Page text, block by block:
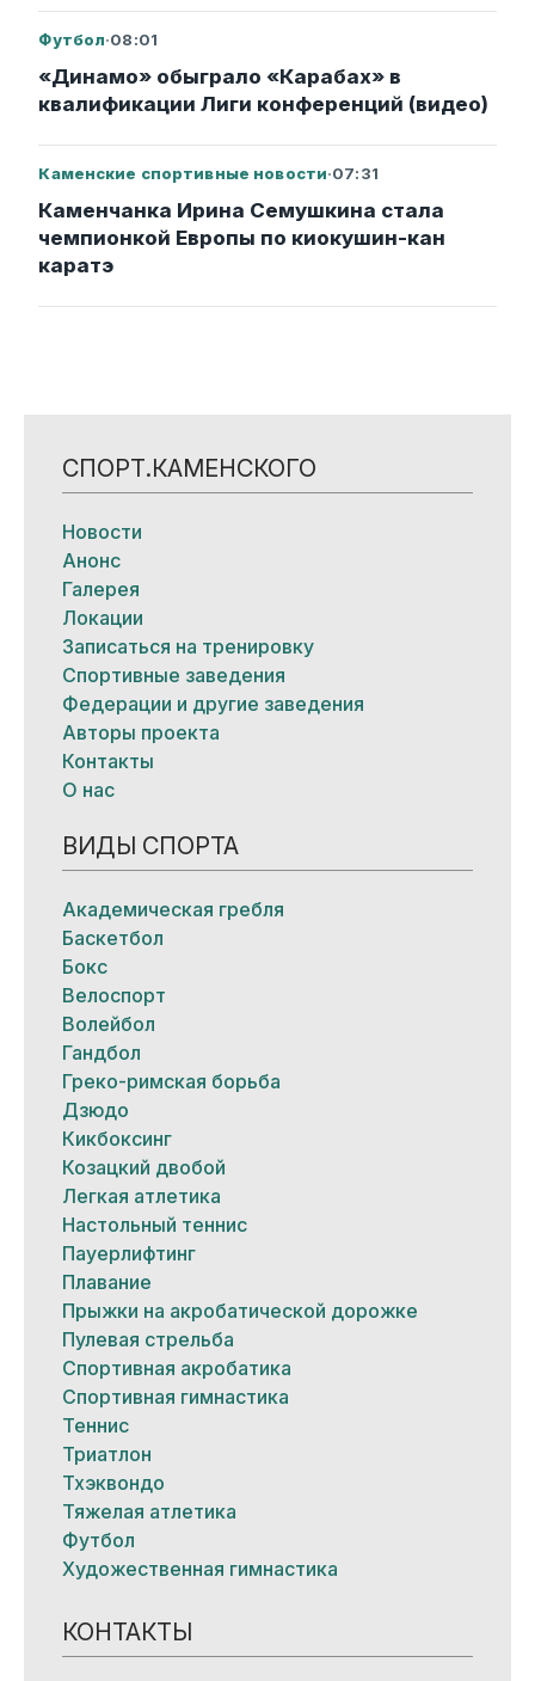
Футбол·08:01
«Динамо» обыграло «Карабах» в
квалификации Лиги конференций (видео)
Каменские спортивные новости·07:31
Каменчанка Ирина Семушкина стала
чемпионкой Европы по киокушин-кан
каратэ
СПОРТ.КАМЕНСКОГО
Новости
Анонс
Галерея
Локации
Записаться на тренировку
Спортивные заведения
Федерации и другие заведения
Авторы проекта
Контакты
О нас
ВИДЫ СПОРТА
Академическая гребля
Баскетбол
Бокс
Велоспорт
Волейбол
Гандбол
Греко-римская борьба
Дзюдо
Кикбоксинг
Козацкий двобой
Легкая атлетика
Настольный теннис
Пауерлифтинг
Плавание
Прыжки на акробатической дорожке
Пулевая стрельба
Спортивная акробатика
Спортивная гимнастика
Теннис
Триатлон
Тхэквондо
Тяжелая атлетика
Футбол
Художественная гимнастика
КОНТАКТЫ